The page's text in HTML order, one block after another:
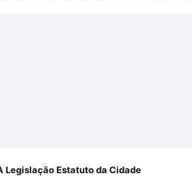
Legislação Estatuto da Cidade